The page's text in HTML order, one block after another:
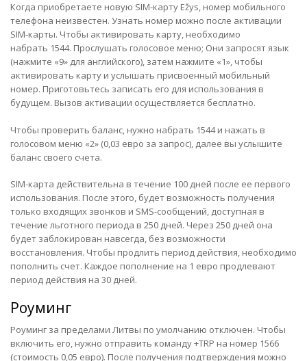
Когда приобретаете новую SIM-карту Ežys, номер мобильного
телефона неизвестен. Узнать номер можно после активации
SIM-карты. Чтобы активировать карту, необходимо
набрать 1544. Прослушать голосовое меню; Они запросят язык
(нажмите «9» для английского), затем нажмите «1», чтобы
активировать карту и услышать присвоенный мобильный
номер. Приготовьтесь записать его для использования в
будущем. Вызов активации осуществляется бесплатно.
Чтобы проверить баланс, нужно набрать 1544 и нажать в
голосовом меню «2» (0,03 евро за запрос), далее вы услышите
баланс своего счета.
SIM-карта действительна в течение 100 дней после ее первого
использования. После этого, будет возможность получения
только входящих звонков и SMS-сообщений, доступная в
течение льготного периода в 250 дней. Через 250 дней она
будет заблокирован навсегда, без возможности
восстановления. Чтобы продлить период действия, необходимо
пополнить счет. Каждое пополнение на 1 евро продлевают
период действия на 30 дней.
Роуминг
Роуминг за пределами Литвы по умолчанию отключен. Чтобы
включить его, нужно отправить команду +TRP на номер 1566
(стоимость 0,05 евро). После получения подтверждения можно